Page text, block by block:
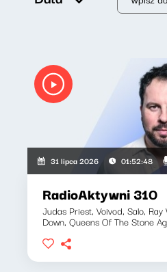
31 lipca 2026 01:52:48
RadioAktywni 310
Judas Priest, Voivod, Salo,
Down, Queens Of The Stone